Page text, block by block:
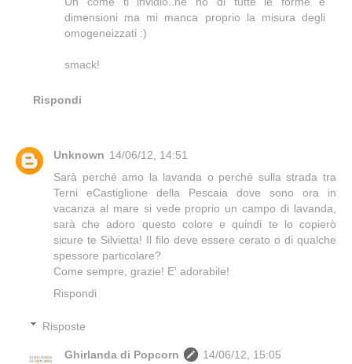
dimensioni ma mi manca proprio la misura degli
omogeneizzati :)
smack!
Rispondi
Unknown 14/06/12, 14:51
Sarà perché amo la lavanda o perché sulla strada tra
Terni eCastiglione della Pescaia dove sono ora in
vacanza al mare si vede proprio un campo di lavanda,
sarà che adoro questo colore e quindi te lo copierò
sicure te Silvietta! Il filo deve essere cerato o di qualche
spessore particolare?
Come sempre, grazie! E' adorabile!
Rispondi
Risposte
Ghirlanda di Popcorn
14/06/12, 15:05